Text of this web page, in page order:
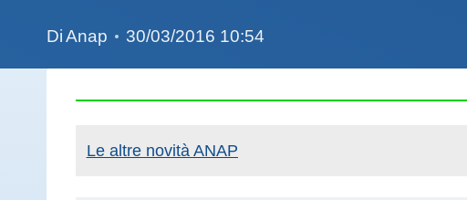
DiAnap 30/03/2016 10:54
Le altre novità ANAP